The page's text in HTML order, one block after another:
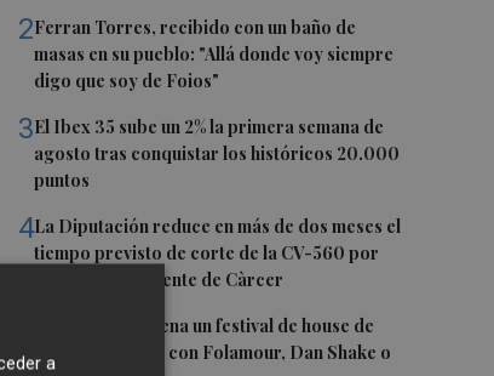
2Ferran Torres, recibido con un baño de
masas en su pueblo: "Allá donde voy siempre
digo que soy de Foios"
3El Ibex 35 sube un 2% la primera semana de
agosto tras conquistar los históricos 20.000
puntos
4La Diputación reduce en más de dos meses el
tiempo previsto de corte de la CV-560 por
las obras del puente de Càrcer
Roig Arena estrena un festival de house de
más de 10 horas con Folamour, Dan Shake o
a